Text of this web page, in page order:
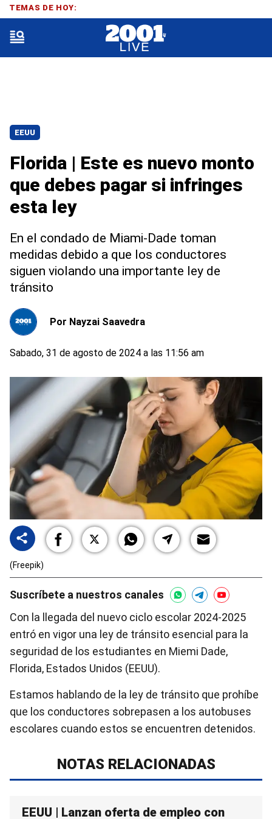
EEUU
Florida | Este es nuevo monto
que debes pagar si infringes
esta ley
En el condado de Miami-Dade toman
medidas debido a que los conductores
siguen violando una importante ley de
tránsito
Por Nayzai Saavedra
Sabado, 31 de agosto de 2024 a las 11:56 am
(Freepik)
Suscríbete a nuestros canales
Con la llegada del nuevo ciclo escolar 2024-2025
entró en vigor una ley de tránsito esencial para la
seguridad de los estudiantes en Miemi Dade,
Florida, Estados Unidos (EEUU).
Estamos hablando de la ley de tránsito que prohíbe
que los conductores sobrepasen a los autobuses
escolares cuando estos se encuentren detenidos.
NOTAS RELACIONADAS
EEUU | Lanzan oferta de empleo con
TEMAS DE HOY: